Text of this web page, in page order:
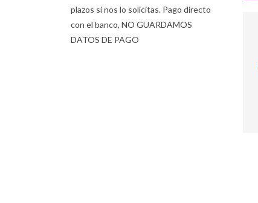
plazos si nos lo solicitas. Pago directo
con el banco, NO GUARDAMOS
DATOS DE PAGO